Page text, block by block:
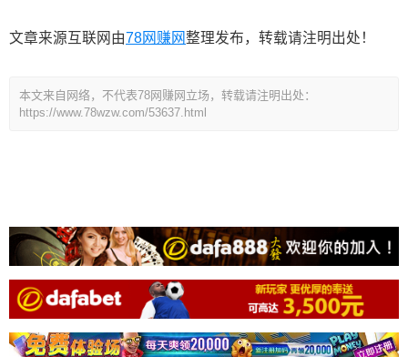
文章来源互联网由78网赚网整理发布，转载请注明出处！
本文来自网络，不代表78网赚网立场，转载请注明出处：
https://www.78wzw.com/53637.html